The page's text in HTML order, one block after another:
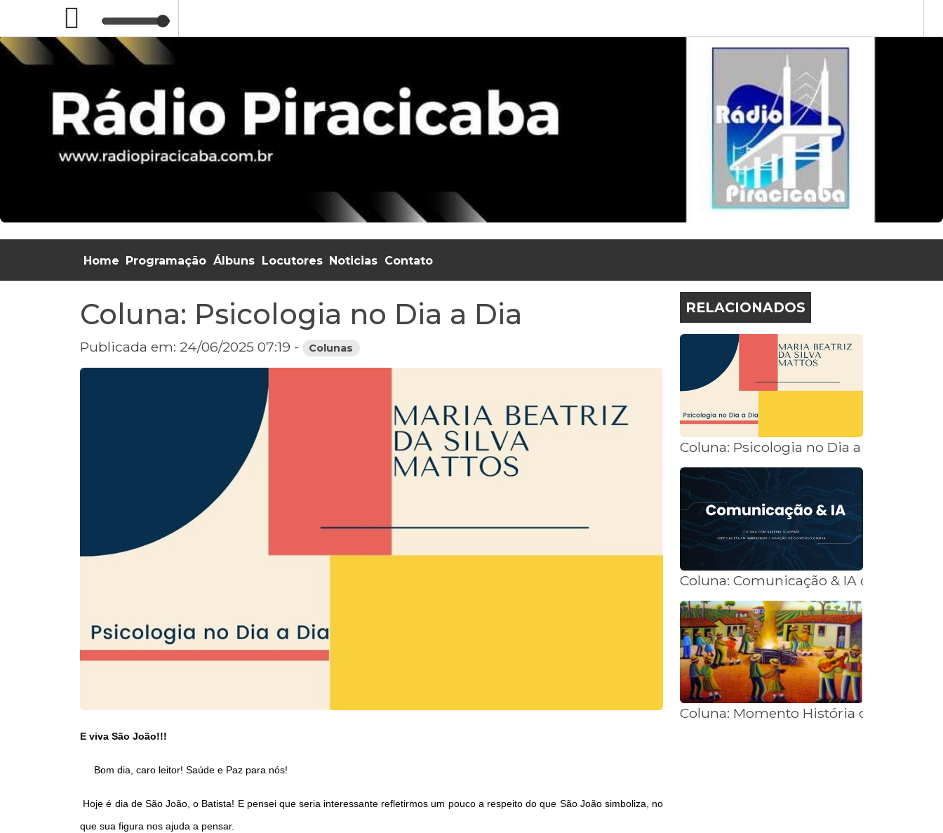
Home Programação Álbuns Locutores Noticias Contato
Coluna: Psicologia no Dia a Dia
Publicada em: 24/06/2025 07:19 - Colunas
E viva São João!!!
Bom dia, caro leitor! Saúde e Paz para nós!
Hoje é dia de São João, o Batista! E pensei que seria interessante refletirmos um pouco a respeito do que São João simboliza, no
que sua figura nos ajuda a pensar.
RELACIONADOS
Coluna: Psicologia no Dia a Dia
Coluna: Comunicação & IA com
Coluna: Momento História com Junior